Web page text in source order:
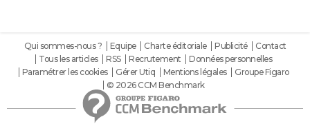
Qui sommes-nous ? Equipe Charte éditoriale Publicité
Contact
Tous les articles
RSS Recrutement
Données personnelles
Paramétrer les cookies
Gérer Utiq Mentions légales
Groupe Figaro
© 2026 CCM Benchmark